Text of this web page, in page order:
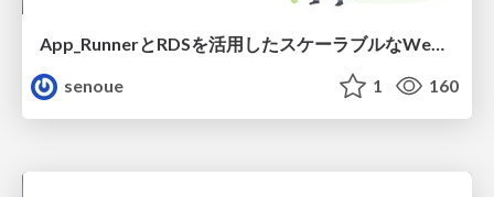
App_RunnerとRDSを活用したスケーラブルなWebAPI構築とインフラの自動化.pdf
senoue
1 160